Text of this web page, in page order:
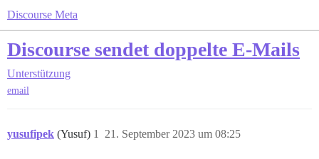
Discourse Meta
Discourse sendet doppelte E-Mails
Unterstützung
email
yusufipek (Yusuf) 21. September 2023 um 08:25
1